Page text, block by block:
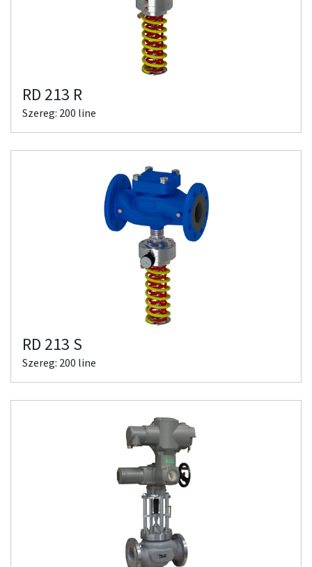
RD 213 R
Szereg: 200 line
RD 213 S
Szereg: 200 line